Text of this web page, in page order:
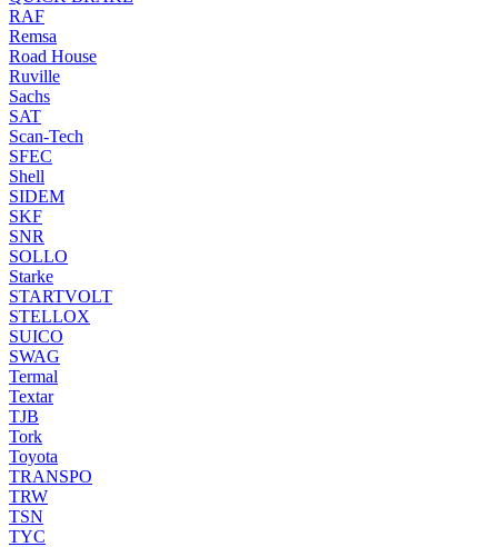
RAF
Remsa
Road House
Ruville
Sachs
SAT
Scan-Tech
SFEC
Shell
SIDEM
SKF
SNR
SOLLO
Starke
STARTVOLT
STELLOX
SUICO
SWAG
Termal
Textar
TJB
Tork
Toyota
TRANSPO
TRW
TSN
TYC